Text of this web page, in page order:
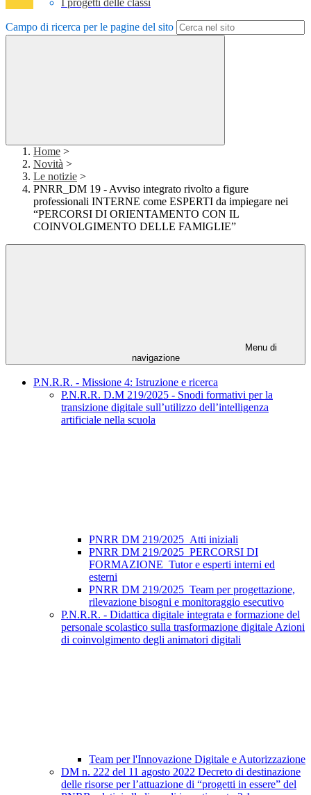
I progetti delle classi
Campo di ricerca per le pagine del sito
Home >
Novità >
Le notizie >
PNRR_DM 19 - Avviso integrato rivolto a figure
professionali INTERNE come ESPERTI da impiegare nei
“PERCORSI DI ORIENTAMENTO CON IL
COINVOLGIMENTO DELLE FAMIGLIE”
Menu di
navigazione
P.N.R.R. - Missione 4: Istruzione e ricerca
P.N.R.R. D.M 219/2025 - Snodi formativi per la
transizione digitale sull’utilizzo dell’intelligenza
artificiale nella scuola
PNRR DM 219/2025_Atti iniziali
PNRR DM 219/2025_PERCORSI DI
FORMAZIONE_Tutor e esperti interni ed
esterni
PNRR DM 219/2025_Team per progettazione,
rilevazione bisogni e monitoraggio esecutivo
P.N.R.R. - Didattica digitale integrata e formazione del
personale scolastico sulla trasformazione digitale Azioni
di coinvolgimento degli animatori digitali
Team per l'Innovazione Digitale e Autorizzazione
DM n. 222 del 11 agosto 2022 Decreto di destinazione
delle risorse per l’attuazione di “progetti in essere” del